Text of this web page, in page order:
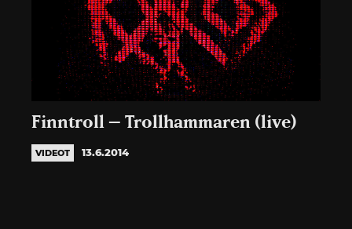
Finntroll – Trollhammaren (live)
VIDEOT 13.6.2014